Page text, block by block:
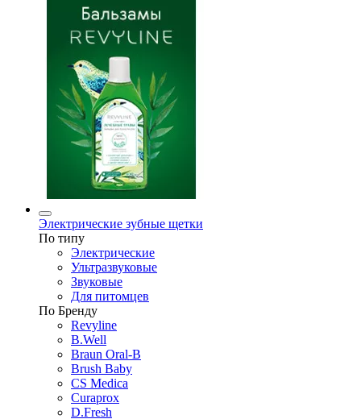
Электрические зубные щетки
По типу
Электрические
Ультразвуковые
Звуковые
Для питомцев
По Бренду
Revyline
B.Well
Braun Oral-B
Brush Baby
CS Medica
Curaprox
D.Fresh